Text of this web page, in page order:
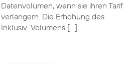
Datenvolumen, wenn sie ihren Tarif
verlängern. Die Erhöhung des
Inklusiv-Volumens […]